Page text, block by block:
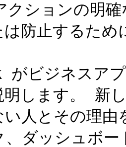
ションの明
は防止するた
ビジネスアプ
明します。 新
い人とその理
、ダッシュボ